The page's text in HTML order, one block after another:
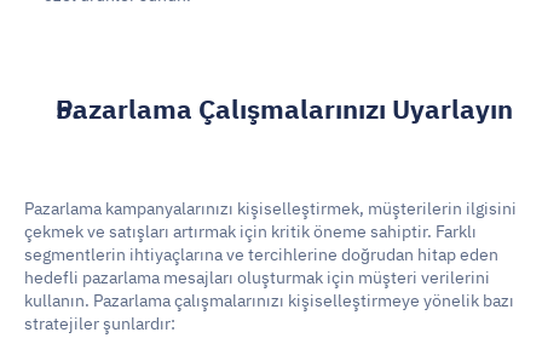
Pazarlama Çalışmalarınızı Uyarlayın
Pazarlama kampanyalarınızı kişiselleştirmek, müşterilerin ilgisini
çekmek ve satışları artırmak için kritik öneme sahiptir. Farklı
segmentlerin ihtiyaçlarına ve tercihlerine doğrudan hitap eden
hedefli pazarlama mesajları oluşturmak için müşteri verilerini
kullanın. Pazarlama çalışmalarınızı kişiselleştirmeye yönelik bazı
stratejiler şunlardır: